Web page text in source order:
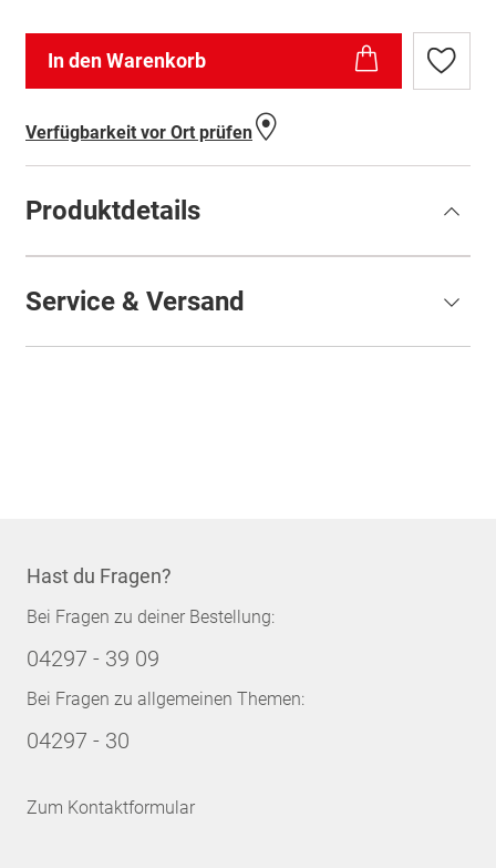
In den Warenkorb
Zur
Verfügbarkeit vor Ort prüfen
Produktdetails
Service & Versand
Hast du Fragen?
Bei Fragen zu deiner Bestellung:
04297 - 39 09
Bei Fragen zu allgemeinen Themen:
04297 - 30
Zum Kontaktformular